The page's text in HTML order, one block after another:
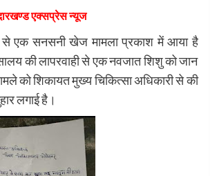
एक्सप्रेस न्यूज
से एक सनसनी खेज मामला प्रकाश में आया है
की लापरवाही से एक नवजात शिशु को जान
को शिकायत मुख्य चिकित्सा अधिकारी से की
लगाई है।